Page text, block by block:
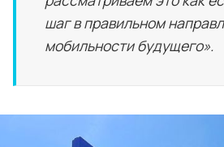
шаг в правильном
мобильности будущего».